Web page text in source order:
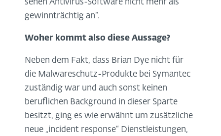
sehen Antivirus-Software nicht mehr als
gewinnträchtig an“.
Woher kommt also diese Aussage?
Neben dem Fakt, dass Brian Dye nicht für
die Malwareschutz-Produkte bei Symantec
zuständig war und auch sonst keinen
beruflichen Background in dieser Sparte
besitzt, ging es wie erwähnt um zusätzliche
neue „incident response“ Dienstleistungen,